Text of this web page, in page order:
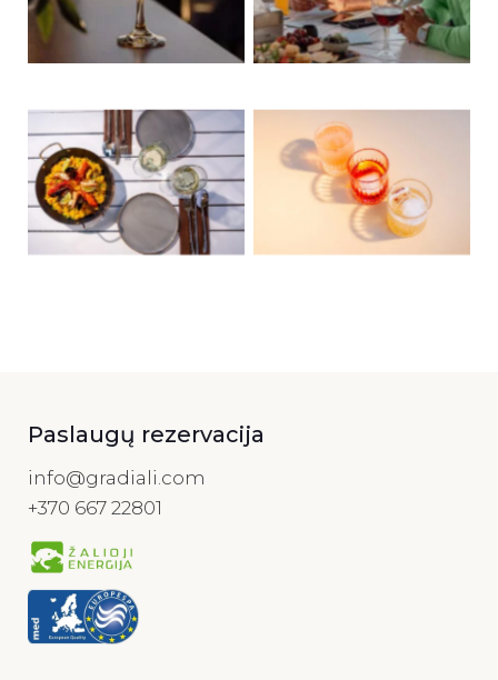
Paslaugų rezervacija
info@gradiali.com
+370 667 22801